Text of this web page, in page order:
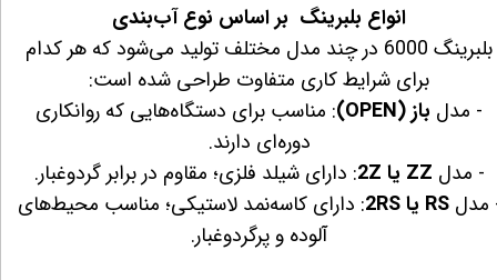
انواع بلبرینگ بر اساس نوع آب‌بندی
بلبرینگ 6000 در چند مدل مختلف تولید می‌شود که هر کدام
برای شرایط کاری متفاوت طراحی شده است:
- مدل باز (OPEN)
: مناسب برای دستگاه‌هایی که روانکاری
دوره‌ای دارند.
- مدل ZZ یا 2Z
: دارای شیلد فلزی؛ مقاوم در برابر گردوغبار.
مدل RS یا 2RS
: دارای کاسه‌نمد لاستیکی؛ مناسب محیط‌های
آلوده و پرگردوغبار.